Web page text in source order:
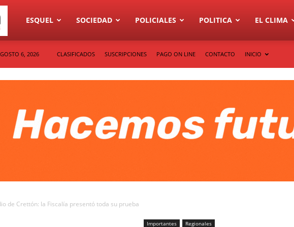
Diario
La
ESQUEL SOCIEDAD POLICIALES POLITICA EL CLIMA
6, 2026 CLASIFICADOS SUSCRIPCIONES PAGO ON LINE CONTACTO INICIO
de Crettón: la Fiscalía presentó toda su prueba
Importantes Regionales